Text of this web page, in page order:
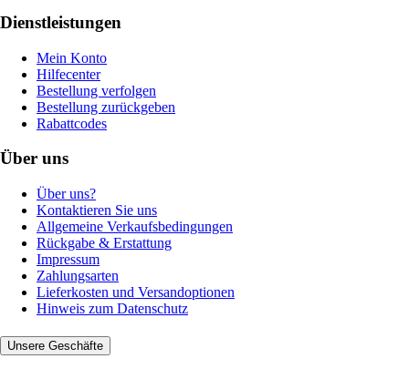
Dienstleistungen
Mein Konto
Hilfecenter
Bestellung verfolgen
Bestellung zurückgeben
Rabattcodes
Über uns
Über uns?
Kontaktieren Sie uns
Allgemeine Verkaufsbedingungen
Rückgabe & Erstattung
Impressum
Zahlungsarten
Lieferkosten und Versandoptionen
Hinweis zum Datenschutz
Unsere Geschäfte